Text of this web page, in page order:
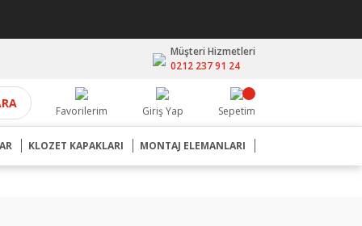
Müşteri Hizmetleri
0212 237 91 24
Favorilerim Giriş Yap Sepetim
KLOZET KAPAKLARI MONTAJ ELEMANLARI